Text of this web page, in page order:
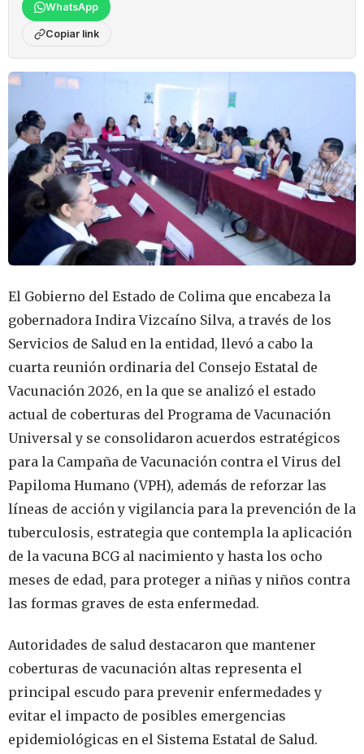
WhatsApp
Copiar link
El Gobierno del Estado de Colima que encabeza la
gobernadora Indira Vizcaíno Silva, a través de los
Servicios de Salud en la entidad, llevó a cabo la
cuarta reunión ordinaria del Consejo Estatal de
Vacunación 2026, en la que se analizó el estado
actual de coberturas del Programa de Vacunación
Universal y se consolidaron acuerdos estratégicos
para la Campaña de Vacunación contra el Virus del
Papiloma Humano (VPH), además de reforzar las
líneas de acción y vigilancia para la prevención de la
tuberculosis, estrategia que contempla la aplicación
de la vacuna BCG al nacimiento y hasta los ocho
meses de edad, para proteger a niñas y niños contra
las formas graves de esta enfermedad.
Autoridades de salud destacaron que mantener
coberturas de vacunación altas representa el
principal escudo para prevenir enfermedades y
evitar el impacto de posibles emergencias
epidemiológicas en el Sistema Estatal de Salud.